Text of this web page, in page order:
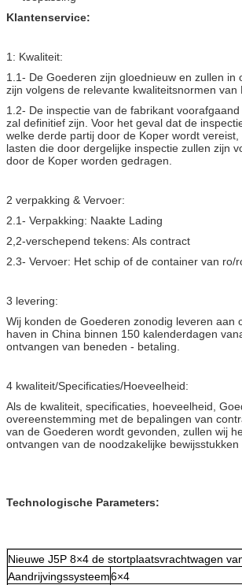
Klantenservice:
1: Kwaliteit:
1.1- De Goederen zijn gloednieuw en zullen in
zijn volgens de relevante kwaliteitsnormen van
1.2- De inspectie van de fabrikant
zal definitief zijn. Voor het geval dat de
welke derde partij door de Koper wordt
lasten die door dergelijke inspectie zullen zijn
door de Koper worden gedragen.
2 verpakking & Vervoer:
2.1- Verpakking: Naakte Lading
2,2-verschepend tekens: Als contract
2.3- Vervoer: Het schip of de container van ro/
3 levering:
Wij konden de Goederen zonodig leveren aan
haven in China binnen 150 kalenderdagen
ontvangen van beneden - betaling.
4 kwaliteit/Specificaties/Hoeveelheid:
Als de kwaliteit, specificaties, hoeveelheid,
overeenstemming met de bepalingen van
van de Goederen wordt gevonden, zullen wij
ontvangen van de noodzakelijke bewijsstukken
Technologische Parameters:
Nieuwe J5P 8×4 de stortplaatsvrachtwagen
Aandrijvingssysteem6×4